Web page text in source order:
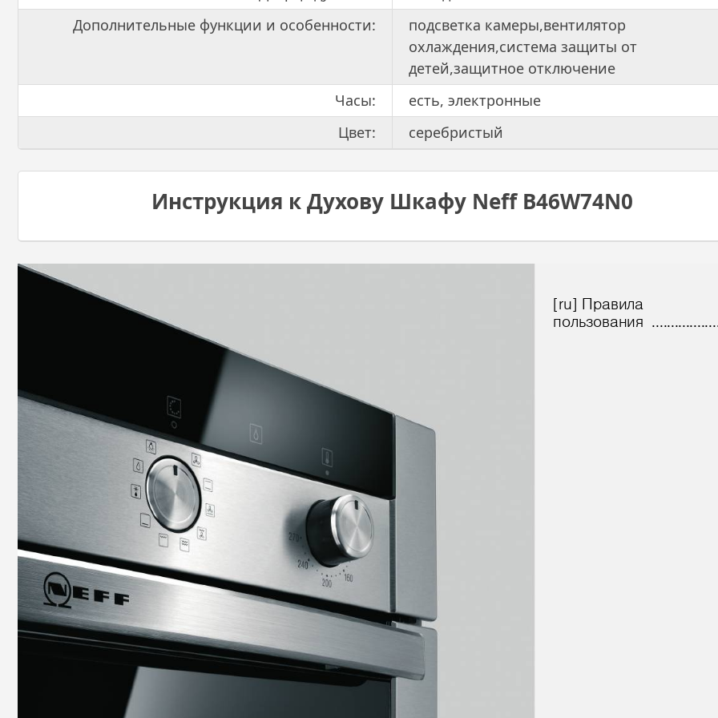
Дополнительные функции и особенности:
подсветка камеры,вентилятор
охлаждения,система защиты от
детей,защитное отключение
Часы:
есть, электронные
Цвет:
серебристый
Инструкция к Духову Шкафу Neff B46W74N0
[ru] Правила
пользования ............